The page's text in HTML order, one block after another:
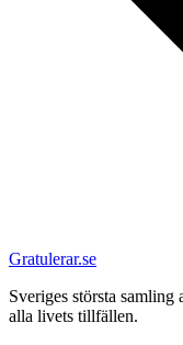
Gratulerar.se
Sveriges största
alla livets tillfällen.